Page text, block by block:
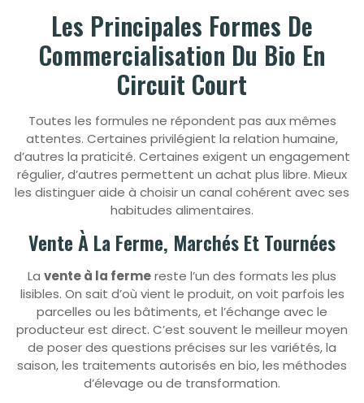
Les Principales Formes De
Commercialisation Du Bio En
Circuit Court
Toutes les formules ne répondent pas aux mêmes
attentes. Certaines privilégient la relation humaine,
d’autres la praticité. Certaines exigent un engagement
régulier, d’autres permettent un achat plus libre. Mieux
les distinguer aide à choisir un canal cohérent avec ses
habitudes alimentaires.
Vente À La Ferme, Marchés Et Tournées
La vente à la fermereste l’un des formats les plus
lisibles. On sait d’où vient le produit, on voit parfois les
parcelles ou les bâtiments, et l’échange avec le
producteur est direct. C’est souvent le meilleur moyen
de poser des questions précises sur les variétés, la
saison, les traitements autorisés en bio, les méthodes
d’élevage ou de transformation.